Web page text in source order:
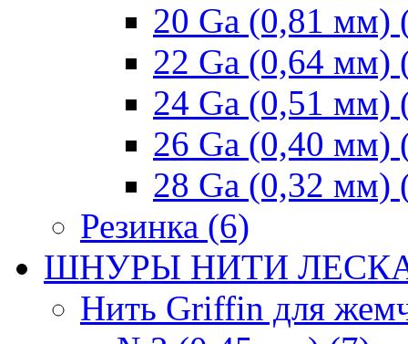
20 Ga (0,81 мм)
22 Ga (0,64 мм)
24 Ga (0,51 мм)
26 Ga (0,40 мм)
28 Ga (0,32 мм)
Резинка (6)
ШНУРЫ НИТИ
Нить Griffin для